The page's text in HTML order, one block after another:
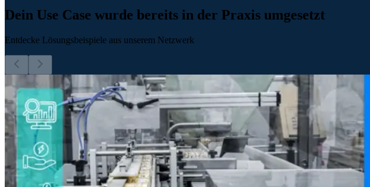
Dein Use Case wurde bereits in der Praxis umgesetzt
Entdecke Lösungsbeispiele aus unserem Netzwerk